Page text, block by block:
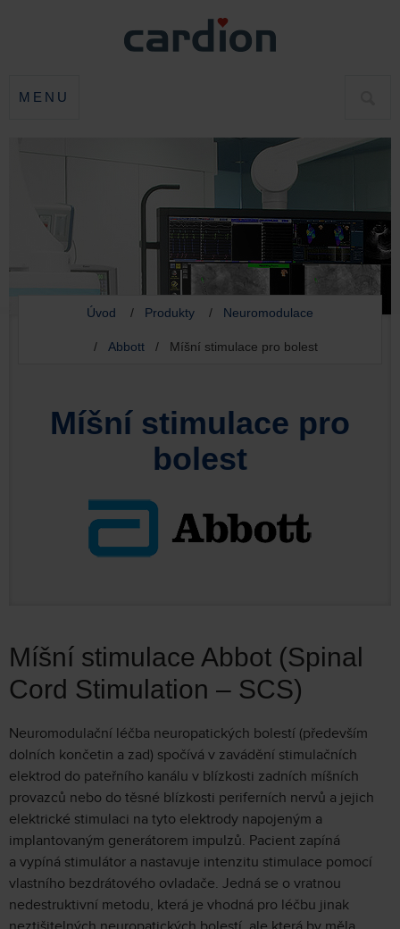
MENU
Úvod / Produkty / Neuromodulace
/ Abbott/ Míšní stimulace pro bolest
Míšní stimulace pro
bolest
Míšní stimulace Abbot (Spinal
Cord Stimulation – SCS)
Neuromodulační léčba neuropatických bolestí (především
dolních končetin a zad) spočívá v zavádění stimulačních
elektrod do pateřního kanálu v blízkosti zadních míšních
provazců nebo do těsné blízkosti periferních nervů a jejich
elektrické stimulaci na tyto elektrody napojeným a
implantovaným generátorem impulzů. Pacient zapíná
a vypíná stimulátor a nastavuje intenzitu stimulace pomocí
vlastního bezdrátového ovladače. Jedná se o vratnou
nedestruktivní metodu, která je vhodná pro léčbu jinak